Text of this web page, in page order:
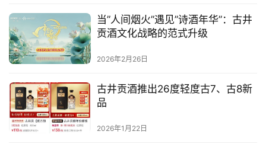
公
司
深
度
人
当”人间烟火”遇见”诗酒年华”：古井
贡酒文化战略的范式升级
2026年2月26日
古井贡酒推出26度轻度古7、古8新
品
2026年1月22日